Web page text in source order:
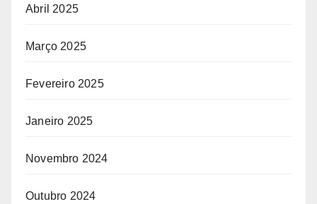
Abril 2025
Março 2025
Fevereiro 2025
Janeiro 2025
Novembro 2024
Outubro 2024